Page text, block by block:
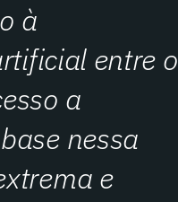
à
entre o
a
nessa
e